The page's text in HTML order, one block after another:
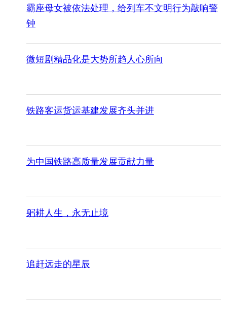
霸座母女被依法处理，给列车不文明行为敲响警
钟
微短剧精品化是大势所趋人心所向
铁路客运货运基建发展齐头并进
为中国铁路高质量发展贡献力量
躬耕人生，永无止境
追赶远走的星辰